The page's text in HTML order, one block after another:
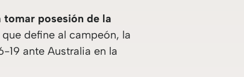
posesión de la
define al campeón, la
19 ante Australia en la